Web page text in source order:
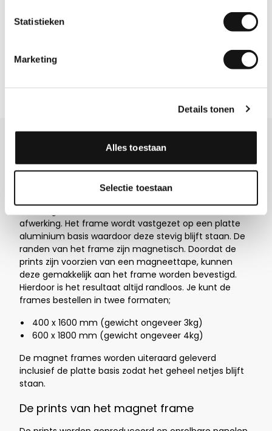
Statistieken
Marketing
Details tonen
Alles toestaan
Selectie toestaan
Door
Meer info over Magnet frame
afwerking. Het frame wordt vastgezet op een platte
aluminium basis waardoor deze stevig blijft staan. De
randen van het frame zijn magnetisch. Doordat de
prints zijn voorzien van een magneettape, kunnen
deze gemakkelijk aan het frame worden bevestigd.
Hierdoor is het resultaat altijd randloos. Je kunt de
frames bestellen in twee formaten;
400 x 1600 mm (gewicht ongeveer 3kg)
600 x 1800 mm (gewicht ongeveer 4kg)
De magnet frames worden uiteraard geleverd
inclusief de platte basis zodat het geheel netjes blijft
staan.
De prints van het magnet frame